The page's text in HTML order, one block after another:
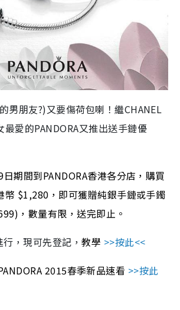
男朋友?)又要傷荷包喇！繼CHANEL
愛的PANDORA又推出送手鏈優
期間到PANDORA香港各分店，購買
幣 $1,280，即可獲贈純銀手鏈或手鐲
，數量有限，送完即止。
，現可先登記，教學 >>按此<<
2015春季新品速看 >>按此